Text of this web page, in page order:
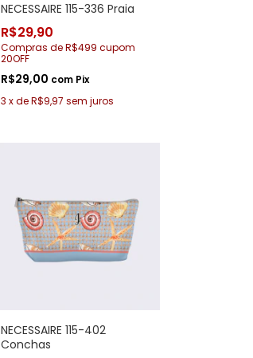
NECESSAIRE 115-336 Praia
R$29,90
Compras de R$499 cupom
20OFF
R$29,00 com Pix
3 xdeR$9,97 sem juros
NECESSAIRE 115-402
Conchas